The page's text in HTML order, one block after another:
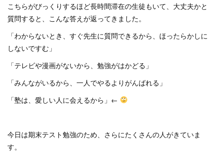
こちらがびっくりするほど長時間滞在の生徒もいて、大丈夫かと
質問すると、こんな答えが返ってきました。
「わからないとき、すぐ先生に質問できるから、ほったらかしに
しないですむ」
「テレビや漫画がないから、勉強がはかどる」
「みんながいるから、一人でやるよりがんばれる」
「塾は、愛しい人に会えるから」←
今日は期末テスト勉強のため、さらにたくさんの人がきていま
す。